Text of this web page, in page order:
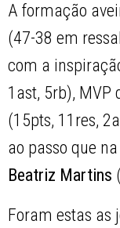
A formação
(47-38 em
com a
1ast, 5rb), MVP
(15pts, 11res,
ao passo que
Beatriz Martins
Foram estas as